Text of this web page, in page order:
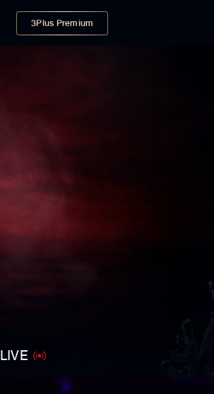
3Plus Premium
LIVE